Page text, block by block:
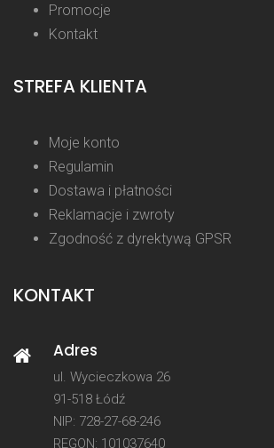
Promocje
Kontakt
STREFA KLIENTA
Moje konto
Regulamin
Dostawa i płatności
Reklamacje i zwroty
Zgodność z dyrektywą GPSR
KONTAKT
Adres
ul. Wycieczkowa 26
91-518 Łódź
NIP: 728-27-68-246
REGON: 101037640